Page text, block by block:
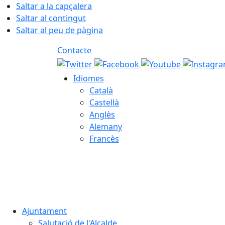
Saltar a la capçalera
Saltar al contingut
Saltar al peu de pàgina
Contacte
Idiomes
Català
Castellà
Anglès
Alemany
Francès
Ajuntament